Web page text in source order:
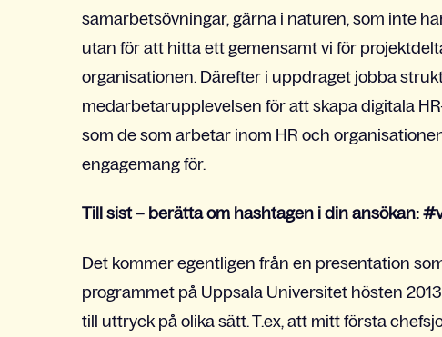
samarbetsövningar, gärna i naturen, som inte
utan för att hitta ett gemensamt vi för
organisationen. Därefter i uppdraget jobba
medarbetarupplevelsen för att skapa digitala
som de som arbetar inom HR och
engagemang för.
Till sist – berätta om hashtagen i din ansökan:
Det kommer egentligen från en presentation
programmet på Uppsala Universitet hösten
till uttryck på olika sätt. T.ex, att mitt första